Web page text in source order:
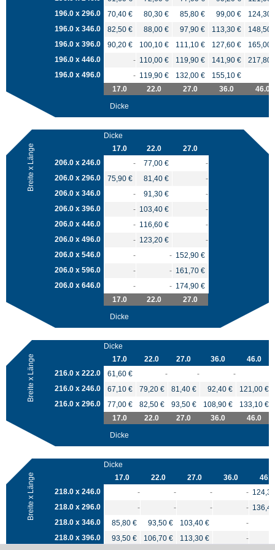
196.0 x 296.0
70,40 € 80,30 € 85,80 € 99,00 €
124,30
196.0 x 346.0
82,50 € 88,00 € 97,90 € 113,30 €
148,50
196.0 x 396.0
90,20 € 100,10 € 111,10 € 127,60 €
165,00
196.0 x 446.0
- 110,00 € 119,90 € 141,90 €
217,80
196.0 x 496.0
- 119,90 € 132,00 €
155,10 €
17.0
22.0 27.0 36.0
46.0
Dicke
Dicke
17.0
22.0 27.0
Breite x Länge 206.0 x 246.0 - 77,00 €
-
206.0 x 296.0
75,90 € 81,40 €
-
206.0 x 346.0
- 91,30 €
-
206.0 x 396.0
- 103,40 €
-
206.0 x 446.0
- 116,60 €
-
206.0 x 496.0
- 123,20 €
-
206.0 x 546.0
- - 152,90 €
206.0 x 596.0
- - 161,70 €
206.0 x 646.0
- - 174,90 €
17.0
22.0
27.0
Dicke
Dicke
17.0
22.0 27.0 36.0 46.0
Breite x Länge 216.0 x 222.0 61,60 € - - -
216.0 x 246.0
67,10 € 79,20 € 81,40 € 92,40 €
121,00 €
216.0 x 296.0
77,00 € 82,50 € 93,50 € 108,90 €
133,10 €
17.0
22.0 27.0 36.0
46.0
Dicke
Dicke
17.0
22.0 27.0 36.0 46.0
Breite x Länge 218.0 x 246.0 - - - -
218.0 x 296.0
- - - -
218.0 x 346.0
85,80 € 93,50 € 103,40 €
-
218.0 x 396.0
93,50 € 106,70 € 113,30 €
-